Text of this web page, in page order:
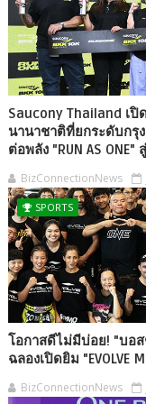
Saucony Thailand เปิ
นานาชาติที่ยกระดับกรุ
ต่อพลัง "RUN AS ONE"
BizConnectionNews
SPORTS
โอกาสดีไม่มีบ่อย! "บอ
ฉลองเปิดยิม "EVOLVE
BizConnectionNews